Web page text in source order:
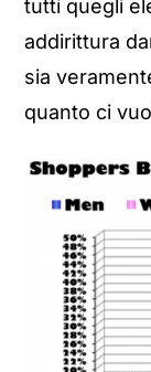
tutti quegli
addirittura
sia
quanto ci